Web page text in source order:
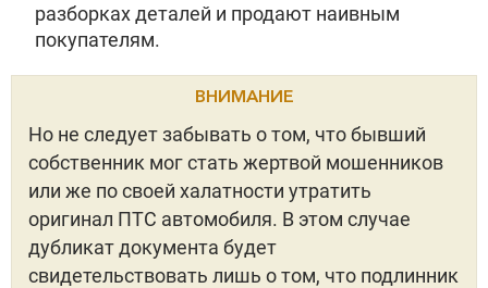
разборках деталей и продают наивным
покупателям.
ВНИМАНИЕ
Но не следует забывать о том, что бывший
собственник мог стать жертвой мошенников
или же по своей халатности утратить
оригинал ПТС автомобиля. В этом случае
дубликат документа будет
свидетельствовать лишь о том, что подлинник